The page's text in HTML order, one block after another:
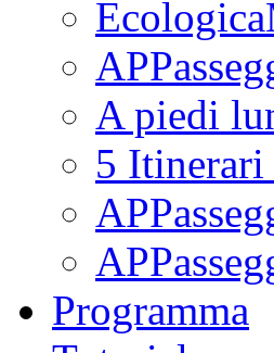
A piedi
5
Programma